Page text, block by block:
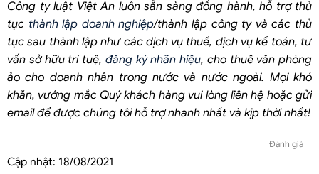
Công ty luật Việt An luôn sẵn sàng đồng hành, hỗ trợ thủ
tục thành lập doanh nghiệp/thành lập công ty và các thủ
tục sau thành lập như các dịch vụ thuế, dịch vụ kế toán, tư
vấn sở hữu trí tuệ, đăng ký nhãn hiệu, cho thuê văn phòng
ảo cho doanh nhân trong nước và nước ngoài. Mọi khó
khăn, vướng mắc Quý khách hàng vui lòng liên hệ hoặc gửi
email để được chúng tôi hỗ trợ nhanh nhất và kịp thời nhất!
Đánh giá
Cập nhật: 18/08/2021